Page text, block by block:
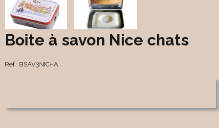
Boite à savon Nice chats
Ref : BSAV3NICHA